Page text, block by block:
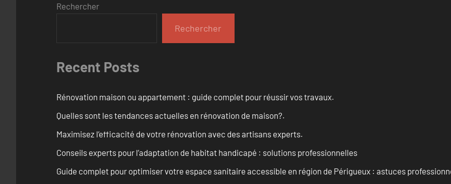
Rechercher
Rechercher
Recent Posts
Rénovation maison ou appartement : guide complet pour réussir vos travaux.
Quelles sont les tendances actuelles en rénovation de maison?.
Maximisez l’efficacité de votre rénovation avec des artisans experts.
Conseils experts pour l’adaptation de habitat handicapé : solutions professionnelles
Guide complet pour optimiser votre espace sanitaire accessible en région de Périgueux : astuces